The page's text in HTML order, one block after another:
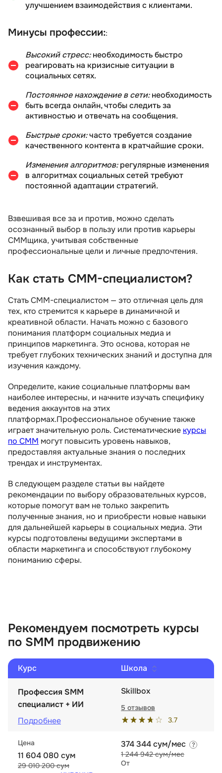
улучшением взаимодействия с клиентами.
Минусы профессии::
Высокий стресс:необходимость быстро
реагировать на кризисные ситуации в
социальных сетях.
Постоянное нахождение в сети:необходимость
быть всегда онлайн, чтобы следить за
активностью и отвечать на сообщения.
Быстрые сроки:часто требуется создание
качественного контента в кратчайшие сроки.
Изменения алгоритмов:регулярные изменения
в алгоритмах социальных сетей требуют
постоянной адаптации стратегий.
Взвешивая все за и против, можно сделать
осознанный выбор в пользу или против карьеры
СММщика, учитывая собственные
профессиональные цели и личные предпочтения.
Как стать СММ-специалистом?
Стать СММ-специалистом — это отличная цель для
тех, кто стремится к карьере в динамичной и
креативной области. Начать можно с базового
понимания платформ социальных медиа и
принципов маркетинга. Это основа, которая не
требует глубоких технических знаний и доступна для
изучения каждому.
Определите, какие социальные платформы вам
наиболее интересны, и начните изучать специфику
ведения аккаунтов на этих
платформах.Профессиональное обучение также
играет значительную роль. Систематические курсы
по СММ могут повысить уровень навыков,
предоставляя актуальные знания о последних
трендах и инструментах.
В следующем разделе статьи вы найдете
рекомендации по выбору образовательных курсов,
которые помогут вам не только закрепить
полученные знания, но и приобрести новые навыки
для дальнейшей карьеры в социальных медиа. Эти
курсы подготовлены ведущими экспертами в
области маркетинга и способствуют глубокому
пониманию сферы.
Рекомендуем посмотреть курсы
по SMM продвижению
Курс Школа
Профессия SMM
специалист + ИИ
Подробнее
Skillbox
3.7
5 отзывов
Цена
11 604 080 сум
29 010 200 сум От
374 344 сум/мес
1 244 942 сум/мес